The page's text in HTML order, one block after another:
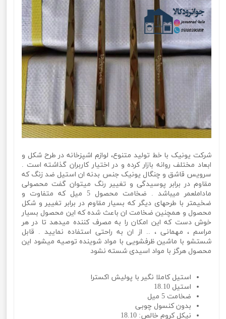
شرکت یونیک با خط تولید متنوع، لوازم اشپزخانه در طرح شکل و
ابعاد مختلف روانه بازار کرده و در اختیار کاربران گذاشته است .
سرویس قاشق و چنگال یونیک جنس بدنه ان استیل ضد زنگ که
مقاوم در برابر پوسیدگی و تغییر رنگ میتوان گفت محصولی
ماداملعمر میباشد . ضخامت محصول 5 میل که متفاوت و
ضخیمتر با طرحهای دیگر که بسیار مقاوم در برابر تغییر و شکل
محصول و همچنین ضخامت ان باعث شده که این محصول بسیار
خوش دست که این امکان را به مصرف کننده میدهد تا در هر
مراسم ، مهمانی ، .. از ان به راحتی استفاده نمایید . قابل
شستشو با ماشین ظرفشویی با مواد شوینده توصیه میشود این
محصول هرگز با مواد اسیدی شسته نشود
استیل کاملا نگیر با پولیش اکسترا
استیل 18.10
ضخامت 5 میل
بدون کنسول چوبی
نیکل کروم خالص: 18.10